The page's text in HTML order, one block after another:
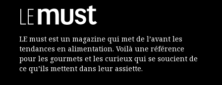
LE must est un magazine qui met de l’avant les
tendances en alimentation. Voilà une référence
pour les gourmets et les curieux qui se soucient de
ce qu’ils mettent dans leur assiette.